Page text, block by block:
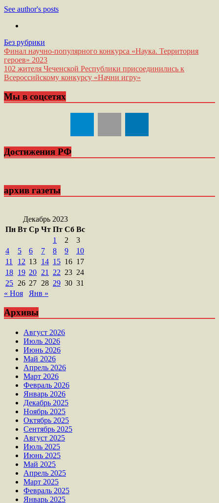
See author's posts
Без рубрики
Навигация
по
записям
Финал научно-популярного конкурса «Наука. Территория
героев» 2023
102 жителя Чеченской Республики присоединились к
Всероссийскому конкурсу «Начни игру»
Мы в соцсетях
Достижения РФ
архив газеты
Декабрь 2023
Пн Вт Ср Чт Пт Сб Вс
1
2
3
4
5 6 7 8 9
10
11
12 13 14 15 16 17
18 19 20 21 22 23 24
25 26 27 28 29 30 31
« Ноя
Янв »
Архивы
Август 2026
Июль 2026
Июнь 2026
Май 2026
Апрель 2026
Март 2026
Февраль 2026
Январь 2026
Декабрь 2025
Ноябрь 2025
Октябрь 2025
Сентябрь 2025
Август 2025
Июль 2025
Июнь 2025
Май 2025
Апрель 2025
Март 2025
Февраль 2025
Январь 2025